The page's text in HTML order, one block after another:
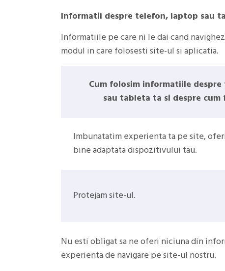
Informatii despre telefon, laptop sau
Informatiile pe care ni le dai cand
modul in care folosesti site-ul si aplicatia.
Cum folosim informatiile
sau tableta ta si despre
Imbunatatim experienta ta pe site,
bine adaptata dispozitivului tau.
Protejam site-ul.
Nu esti obligat sa ne oferi niciuna din
experienta de navigare pe site-ul nostru.